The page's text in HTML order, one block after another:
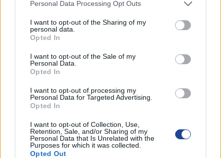
Personal Data Processing Opt Outs
I want to opt-out of the Sharing of my
personal data.
Opted In
I want to opt-out of the Sale of my
Personal Data.
Opted In
I want to opt-out of processing my
Personal Data for Targeted Advertising.
Opted In
I want to opt-out of Collection, Use,
Retention, Sale, and/or Sharing of my
Personal Data that Is Unrelated with the
Purposes for which it was collected.
Opted Out
το Κέντρο Προληπτικής Παιδιατρικής. Το Κέντρο
Προληπτικής Παιδιατρικής τώρα μας χρειάζεται!
Περισσότερες πληροφορίες στο τηλ: 25818787
Περισσότερα για το Κέντρο Προληπτικής
Παιδιατρικής στην ιστοσελίδα του :
http://www.cpp.org.cy/
Εκ του Δ.Σ. ΠΟΠΟ Λεμεσού